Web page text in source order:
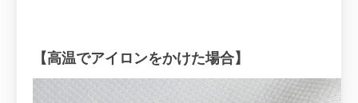
【高温でアイロンをかけた場合】